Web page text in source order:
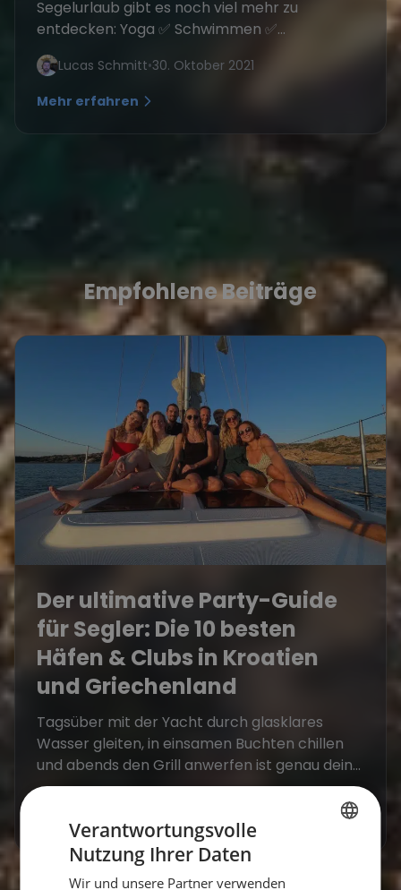
Segelurlaub gibt es noch viel mehr zu
entdecken: Yoga ✅ Schwimmen ✅...
Lucas Schmitt•30. Oktober 2021
Mehr erfahren
Empfohlene Beiträge
Der ultimative Party-Guide
für Segler: Die 10 besten
Häfen & Clubs in Kroatien
und Griechenland
Tagsüber mit der Yacht durch glasklares
Wasser gleiten, in einsamen Buchten chillen
und abends den Grill anwerfen ist genau dein...
Mehr erfahren
Verantwortungsvolle
Nutzung Ihrer Daten
Wir und unsere Partner verwenden